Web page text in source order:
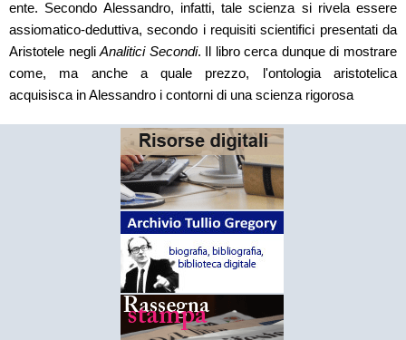
ente. Secondo Alessandro, infatti, tale scienza si rivela essere
assiomatico-deduttiva, secondo i requisiti scientifici presentati da
Aristotele negliAnalitici Secondi. Il libro cerca dunque di mostrare
come, ma anche a quale prezzo, l'ontologia aristotelica
acquisisca in Alessandro i contorni di una scienza rigorosa